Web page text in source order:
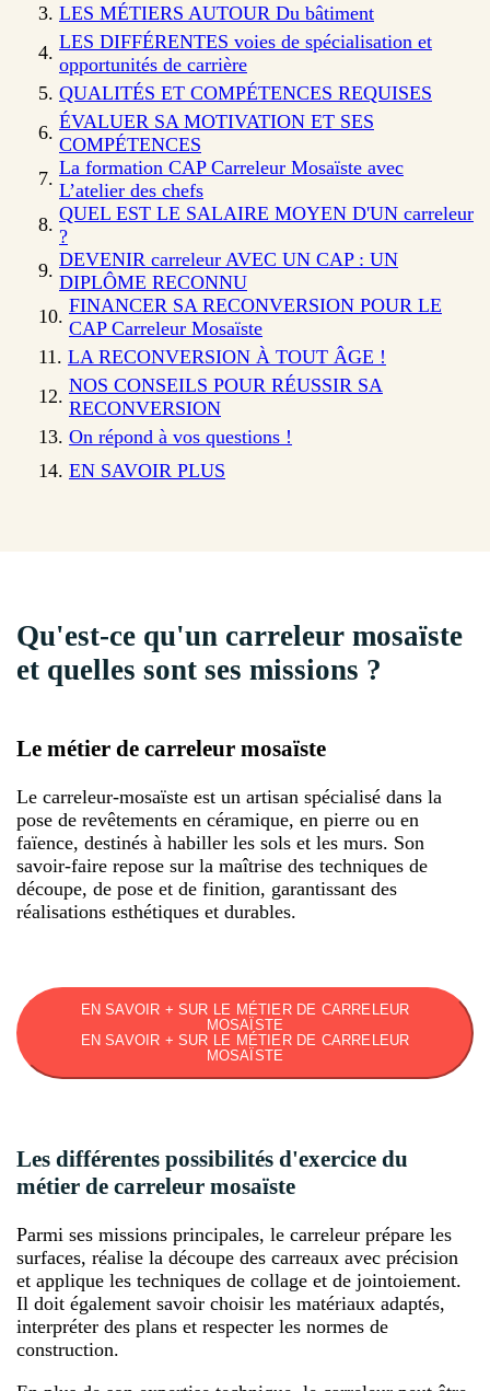
LES MÉTIERS AUTOUR Du bâtiment
LES DIFFÉRENTES voies de spécialisation et
opportunités de carrière
QUALITÉS ET COMPÉTENCES REQUISES
ÉVALUER SA MOTIVATION ET SES
COMPÉTENCES
La formation CAP Carreleur Mosaïste avec
L’atelier des chefs
QUEL EST LE SALAIRE MOYEN D'UN carreleur
?
DEVENIR carreleur AVEC UN CAP : UN
DIPLÔME RECONNU
FINANCER SA RECONVERSION POUR LE
CAP Carreleur Mosaïste
LA RECONVERSION À TOUT ÂGE !
NOS CONSEILS POUR RÉUSSIR SA
RECONVERSION
On répond à vos questions !
EN SAVOIR PLUS
Qu'est-ce qu'un carreleur mosaïste
et quelles sont ses missions ?
Le métier de carreleur mosaïste
Le carreleur-mosaïste est un artisan spécialisé dans la
pose de revêtements en céramique, en pierre ou en
faïence, destinés à habiller les sols et les murs. Son
savoir-faire repose sur la maîtrise des techniques de
découpe, de pose et de finition, garantissant des
réalisations esthétiques et durables.
EN SAVOIR + SUR LE MÉTIER DE CARRELEUR
MOSAÏSTE
EN SAVOIR + SUR LE MÉTIER DE CARRELEUR
MOSAÏSTE
Les différentes possibilités d'exercice du
métier de carreleur mosaïste
Parmi ses missions principales, le carreleur prépare les
surfaces, réalise la découpe des carreaux avec précision
et applique les techniques de collage et de jointoiement.
Il doit également savoir choisir les matériaux adaptés,
interpréter des plans et respecter les normes de
construction.